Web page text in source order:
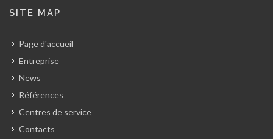
SITE MAP
Page d'accueil
Entreprise
News
Références
Centres de service
Contacts